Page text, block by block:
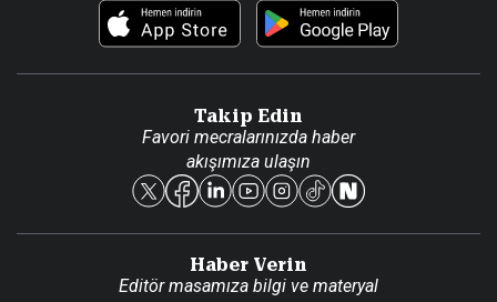
Foto Haber
Künye
Reklam Ver
Takip Edin
Favori mecralarınızda haber
akışımıza ulaşın
Haber Verin
Editör masamıza bilgi ve materyal